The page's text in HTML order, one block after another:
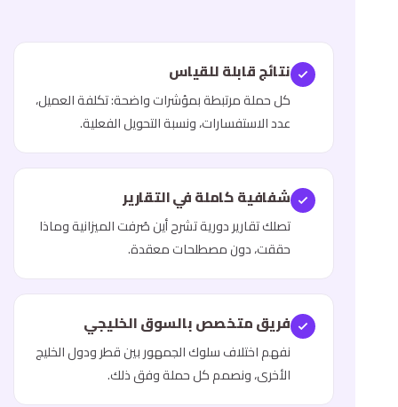
نتائج قابلة للقياس
كل حملة مرتبطة بمؤشرات واضحة: تكلفة العميل،
عدد الاستفسارات، ونسبة التحويل الفعلية.
شفافية كاملة في التقارير
تصلك تقارير دورية تشرح أين صُرفت الميزانية وماذا
حققت، دون مصطلحات معقدة.
فريق متخصص بالسوق الخليجي
نفهم اختلاف سلوك الجمهور بين قطر ودول الخليج
الأخرى، ونصمم كل حملة وفق ذلك.